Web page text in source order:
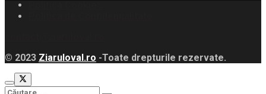
© 2023 Ziaruloval.ro -Toate drepturile rezervate.